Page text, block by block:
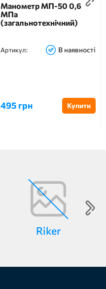
Манометр МП-50 0,6
МПа
(загальнотехнічний)
Артикул: В наявності
495 грн Купити
Riker